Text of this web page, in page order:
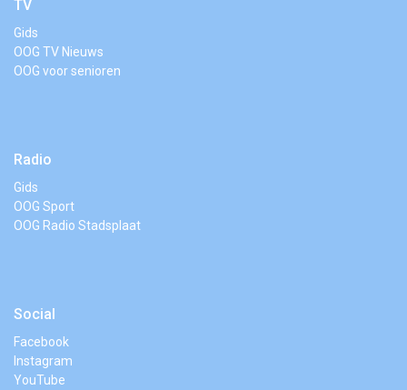
TV
Gids
OOG TV Nieuws
OOG voor senioren
Radio
Gids
OOG Sport
OOG Radio Stadsplaat
Social
Facebook
Instagram
YouTube